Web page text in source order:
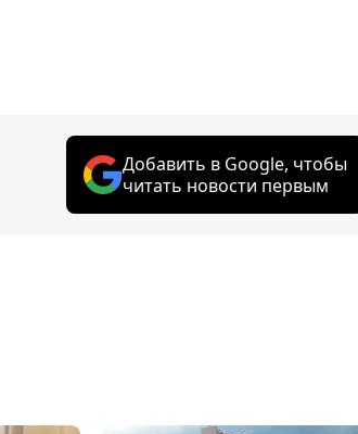
Добавить в Google, чтобы
читать новости первым